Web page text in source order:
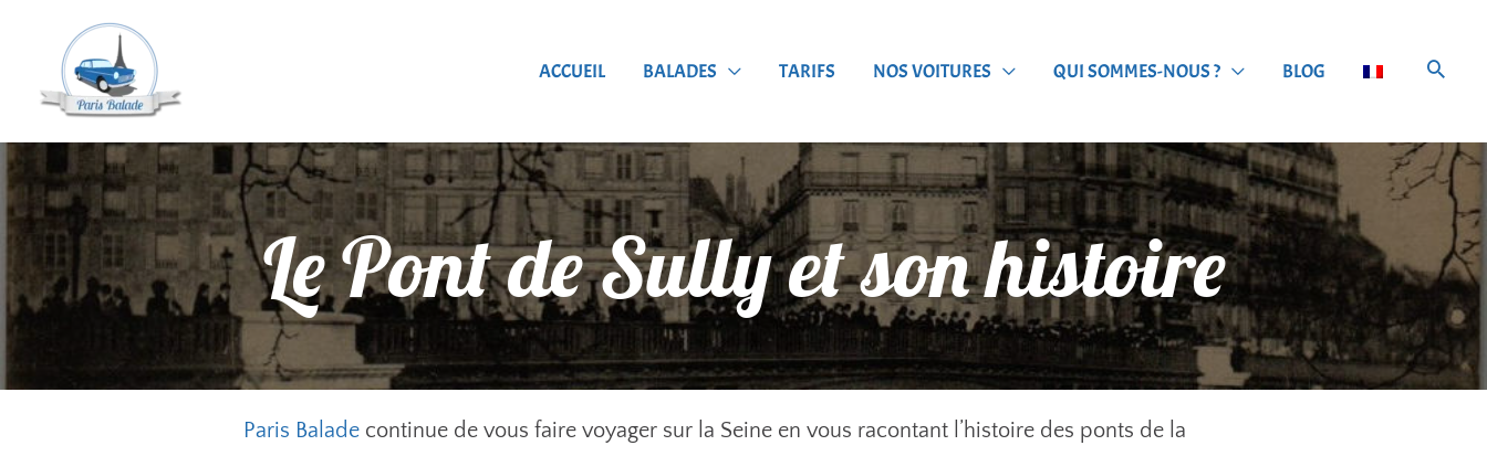
ACCUEIL BALADES TARIFS NOS VOITURES QUI SOMMES-NOUS ? BLOG
Le Pont de Sully et son histoire
Paris Balade continue de vous faire voyager sur la Seine en vous racontant l’histoire des ponts de la